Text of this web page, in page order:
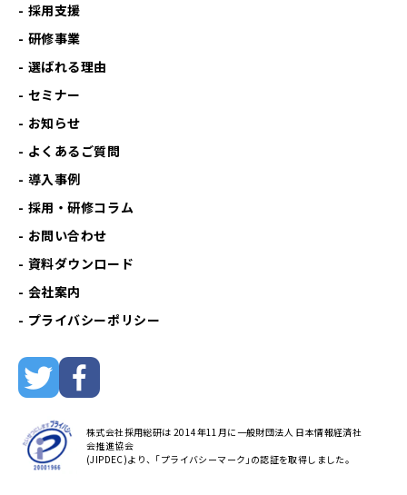
採用支援
研修事業
選ばれる理由
セミナー
お知らせ
よくあるご質問
導入事例
採用・研修コラム
お問い合わせ
資料ダウンロード
会社案内
プライバシーポリシー
株式会社採用総研は 2014年11月に一般財団法人 日本情報経済社
会推進協会
(JIPDEC)より、｢プライバシーマーク｣の認証を取得しました。